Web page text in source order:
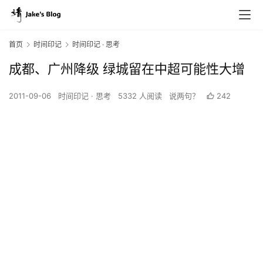
首页 时间印记 时间印记 · 思考
成都、广州降级 绿城留在中超可能性大增
2011-09-06 时间印记 · 思考 5332 人阅读 说两句？ 242